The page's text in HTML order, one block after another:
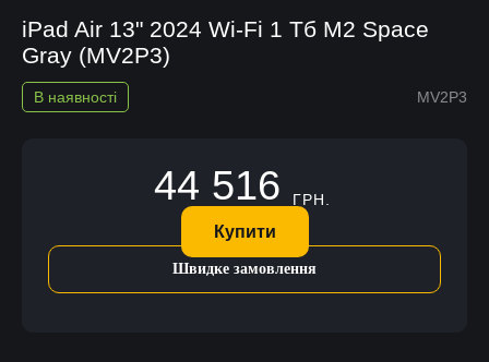
iPad Air 13" 2024 Wi-Fi 1 Тб M2 Space
Gray (MV2P3)
MV2P3
В наявності
44 516 ГРН.
Купити
Швидке замовлення